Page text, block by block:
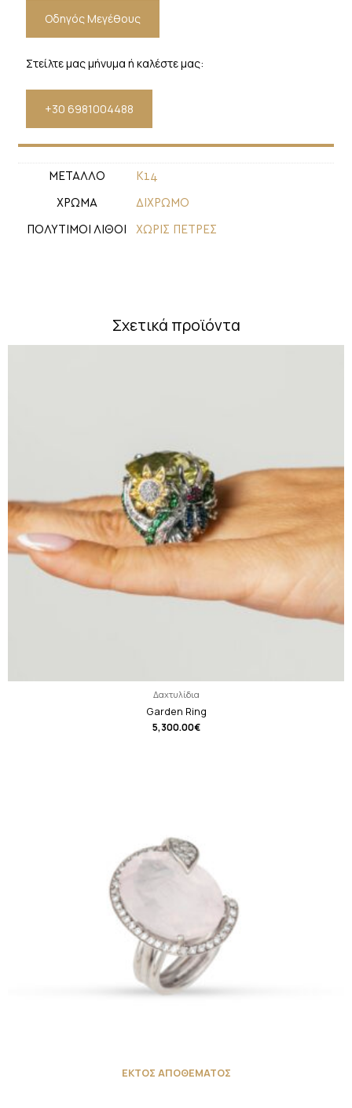
Οδηγός Μεγέθους
Στείλτε μας μήνυμα ή καλέστε μας:
+30 6981004488
ΜΕΤΑΛΛΟ Κ14
ΧΡΩΜΑ ΔΙΧΡΩΜΟ
ΠΟΛΥΤΙΜΟΙ ΛΙΘΟΙ ΧΩΡΙΣ ΠΕΤΡΕΣ
Σχετικά προϊόντα
Δαχτυλίδια
Garden Ring
5,300.00€
ΕΚΤΟΣ ΑΠΟΘΕΜΑΤΟΣ